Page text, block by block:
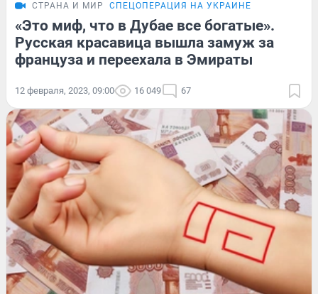
СТРАНА И МИР СПЕЦОПЕРАЦИЯ НА УКРАИНЕ
«Это миф, что в Дубае все богатые».
Русская красавица вышла замуж за
француза и переехала в Эмираты
12 февраля, 2023, 09:00 16 049 67